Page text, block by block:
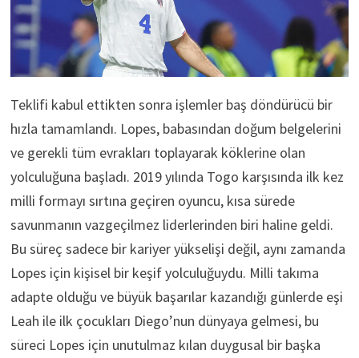
Teklifi kabul ettikten sonra işlemler baş döndürücü bir
hızla tamamlandı. Lopes, babasından doğum belgelerini
ve gerekli tüm evrakları toplayarak köklerine olan
yolculuğuna başladı. 2019 yılında Togo karşısında ilk kez
milli formayı sırtına geçiren oyuncu, kısa sürede
savunmanın vazgeçilmez liderlerinden biri haline geldi.
Bu süreç sadece bir kariyer yükselişi değil, aynı zamanda
Lopes için kişisel bir keşif yolculuğuydu. Milli takıma
adapte olduğu ve büyük başarılar kazandığı günlerde eşi
Leah ile ilk çocukları Diego’nun dünyaya gelmesi, bu
süreci Lopes için unutulmaz kılan duygusal bir başka